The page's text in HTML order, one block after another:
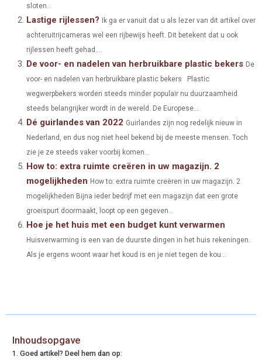
O
T
E
R
)
K
T
sloten...
Lastige rijlessen? Ik ga er vanuit dat u als lezer van dit artikel over
achteruitrijcameras wel een rijbewijs heeft. Dit betekent dat u ook
rijlessen heeft gehad....
De voor- en nadelen van herbruikbare plastic bekers De
voor- en nadelen van herbruikbare plastic bekers Plastic
wegwerpbekers worden steeds minder populair nu duurzaamheid
steeds belangrijker wordt in de wereld. De Europese...
Dé guirlandes van 2022 Guirlandes zijn nog redelijk nieuw in
Nederland, en dus nog niet heel bekend bij de meeste mensen. Toch
zie je ze steeds vaker voorbij komen...
How to: extra ruimte creëren in uw magazijn. 2
mogelijkheden How to: extra ruimte creëren in uw magazijn. 2
mogelijkheden Bijna ieder bedrijf met een magazijn dat een grote
groeispurt doormaakt, loopt op een gegeven...
Hoe je het huis met een budget kunt verwarmen
Huisverwarming is een van de duurste dingen in het huis rekeningen.
Als je ergens woont waar het koud is en je niet tegen de kou...
Inhoudsopgave
Goed artikel? Deel hem dan op: